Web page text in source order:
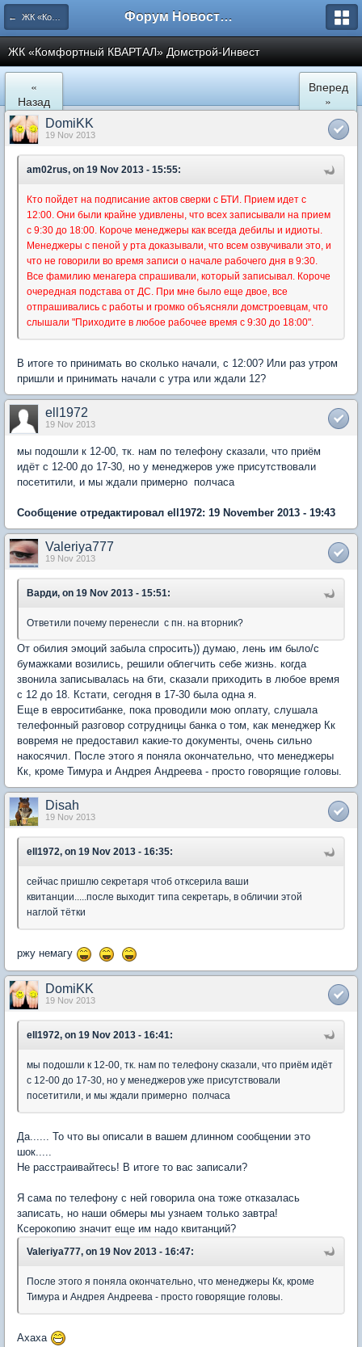
← ЖК «Комфортный КВАРТАЛ» Форум Новостройки
ЖК «Комфортный КВАРТАЛ» Домстрой-Инвест
«
Назад
Вперед
»
DomiKK
19 Nov 2013
am02rus, on 19 Nov 2013 - 15:55:
Кто пойдет на подписание актов сверки с БТИ. Прием идет с
12:00. Они были крайне удивлены, что всех записывали на прием
с 9:30 до 18:00. Короче менеджеры как всегда дебилы и идиоты.
Менеджеры с пеной у рта доказывали, что всем озвучивали это, и
что не говорили во время записи о начале рабочего дня в 9:30.
Все фамилию менагера спрашивали, который записывал. Короче
очередная подстава от ДС. При мне было еще двое, все
отпрашивались с работы и громко объясняли домстроевцам, что
слышали "Приходите в любое рабочее время с 9:30 до 18:00".
В итоге то принимать во сколько начали, с 12:00? Или раз утром
пришли и принимать начали с утра или ждали 12?
ell1972
19 Nov 2013
мы подошли к 12-00, тк. нам по телефону сказали, что приём
идёт с 12-00 до 17-30, но у менеджеров уже присутствовали
посетитили, и мы ждали примерно полчаса
Сообщение отредактировал ell1972: 19 November 2013 - 19:43
Valeriya777
19 Nov 2013
Варди, on 19 Nov 2013 - 15:51:
Ответили почему перенесли с пн. на вторник?
От обилия эмоций забыла спросить)) думаю, лень им было/с
бумажками возились, решили облегчить себе жизнь. когда
звонила записывалась на бти, сказали приходить в любое время
с 12 до 18. Кстати, сегодня в 17-30 была одна я.
Еще в евроситибанке, пока проводили мою оплату, слушала
телефонный разговор сотрудницы банка о том, как менеджер Кк
вовремя не предоставил какие-то документы, очень сильно
накосячил. После этого я поняла окончательно, что менеджеры
Кк, кроме Тимура и Андрея Андреева - просто говорящие головы.
Disah
19 Nov 2013
ell1972, on 19 Nov 2013 - 16:35:
сейчас пришлю секретаря чтоб отксерила ваши
квитанции.....после выходит типа секретарь, в обличии этой
наглой тётки
ржу немагу
DomiKK
19 Nov 2013
ell1972, on 19 Nov 2013 - 16:41:
мы подошли к 12-00, тк. нам по телефону сказали, что приём идёт
с 12-00 до 17-30, но у менеджеров уже присутствовали
посетитили, и мы ждали примерно полчаса
Да...... То что вы описали в вашем длинном сообщении это
шок.....
Не расстраивайтесь! В итоге то вас записали?
Я сама по телефону с ней говорила она тоже отказалась
записать, но наши обмеры мы узнаем только завтра!
Ксерокопию значит еще им надо квитанций?
Valeriya777, on 19 Nov 2013 - 16:47:
После этого я поняла окончательно, что менеджеры Кк, кроме
Тимура и Андрея Андреева - просто говорящие головы.
Ахаха